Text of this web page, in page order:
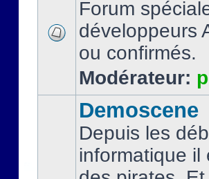
Forum
développeurs
ou confirmés.
Modérateur:
Demoscene
Depuis les
informatique il